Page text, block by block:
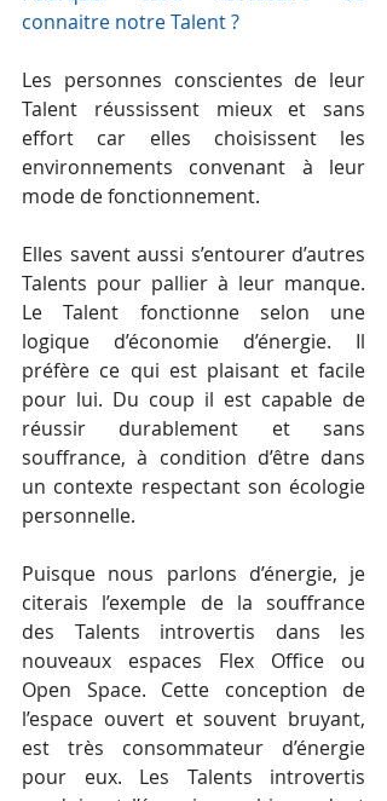
connaitre notre Talent ?
Les personnes conscientes de leur
Talent réussissent mieux et sans
effort car elles choisissent les
environnements convenant à leur
mode de fonctionnement.
Elles savent aussi s’entourer d’autres
Talents pour pallier à leur manque.
Le Talent fonctionne selon une
logique d’économie d’énergie. Il
préfère ce qui est plaisant et facile
pour lui. Du coup il est capable de
réussir durablement et sans
souffrance, à condition d’être dans
un contexte respectant son écologie
personnelle.
Puisque nous parlons d’énergie, je
citerais l’exemple de la souffrance
des Talents introvertis dans les
nouveaux espaces Flex Office ou
Open Space. Cette conception de
l’espace ouvert et souvent bruyant,
est très consommateur d’énergie
pour eux. Les Talents introvertis